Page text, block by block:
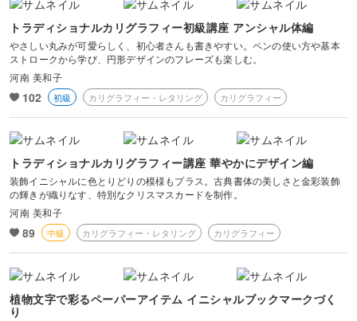
トラディショナルカリグラフィー初級講座 アンシャル体編
やさしい丸みが可愛らしく、初心者さんも書きやすい。ペンの使い方や基本
ストロークから学び、円形デザインのフレーズも楽しむ。
河南 美和子
102 初級 カリグラフィー・レタリング カリグラフィー
トラディショナルカリグラフィー講座 華やかにデザイン編
装飾イニシャルに色とりどりの模様もプラス。古典書体の美しさと金彩装飾
の輝きが織りなす、特別なクリスマスカードを制作。
河南 美和子
89 中級 カリグラフィー・レタリング カリグラフィー
植物文字で彩るペーパーアイテム イニシャルブックマークづく
り